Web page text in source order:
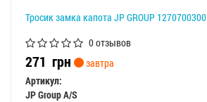
Тросик замка капота JP GROUP 1270700300
0 отзывов
271 грн
завтра
Артикул:
JP Group A/S